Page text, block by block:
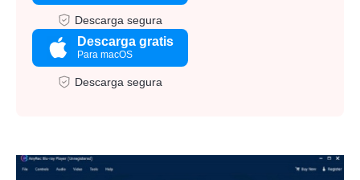
Descarga segura
Descarga gratis
Para macOS
Descarga segura